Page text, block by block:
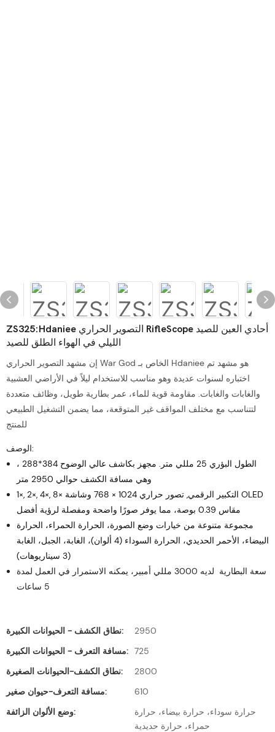
ZS325:Hdaniee التصوير الحراري RifleScope أحادي العين للصيد
الليلي في الهواء الطلق للصيد
إن مشهد التصوير الحراري War God الخاص بـ Hdaniee هو مشهد تم
اختباره لسنوات عديدة وهو مناسب للاستخدام ليلاً في الأراضي العشبية
والغابات والغابات. مقاومة قوية للماء، عمر بطارية طويل، وظائف متعددة
لتتناسب مع مختلف المواقف غير المتوقعة، مما يضمن التشغيل الطبيعي
للمنتج
الوصف:
الطول البؤري 25 مللي متر. مجهز بكاشف عالي الوضوح 384*288 ،
وهي مسافة الكشف حوالي 2950 متر
1×, 2×, 4×, 8× التكبير الرقمي,
تصور حراري 1024 × 768 وشاشة OLED
مقاس 0.39 بوصة، مما يوفر صورًا واضحة ومفصلة لرؤية أفضل
مجموعة متنوعة من خيارات وضع الصورة، الحرارة الحمراء، الحرارة
البيضاء، الأحمر الحديدي، الحرارة السوداء (4 ألوان)، الغابة، الجبل، الغابة
(3 سيناريوهات)
سعة البطارية لديه 3000 مللي أمبير، يمكنه الاستمرار في العمل لمدة
5 ساعات
نطاق الكشف - الحيوانات الكبيرة:
2950
مسافة التعرف - الحيوانات الكبيرة: 725
نطاق الكشف-الحيوانات الصغيرة:
2800
مسافة التعرف-حيوان صغير:
610
وضع الألوان الزائفة:
حرارة سوداء، حرارة بيضاء، حرارة
حمراء، حرارة حديدية